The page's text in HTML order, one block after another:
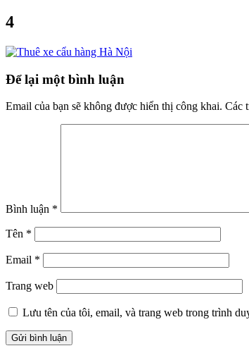
4
Reader
Interactions
Để lại một bình luận
Email của bạn sẽ không được hiển thị công khai. Các
Bình luận *
Tên *
Email *
Trang web
Lưu tên của tôi, email, và trang web trong trình